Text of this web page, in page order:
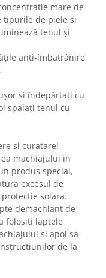
mare de
tipurile de piele si
tenul și
anti-îmbătrânire
si îndepărtați cu
spalati tenul cu
si curatare!
machiajului in
produs special,
excesul de
solara.
demachiant de
folositi laptele
si apoi sa
de la